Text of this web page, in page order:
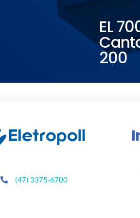
EL
200
(47) 3375-6700